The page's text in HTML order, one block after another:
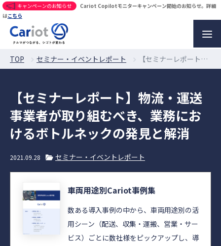
キャンペーンのお知らせ
Cariot Copilotモニターキャンペーン開始のお知らせ。詳細
はこちら
TOP セミナー・イベントレポート 【セミナーレポート】物流・運送事業者が取り組むべき、業務におけるボトルネックの発見と解消
【セミナーレポート】物流・運送
事業者が取り組むべき、業務にお
けるボトルネックの発見と解消
2021.09.28 セミナー・イベントレポート
車両用途別Cariot事例集
数ある導入事例の中から、車両用途別の活
用シーン（配送、収集・運搬、営業・サー
ビス）ごとに数社様をピックアップし、導